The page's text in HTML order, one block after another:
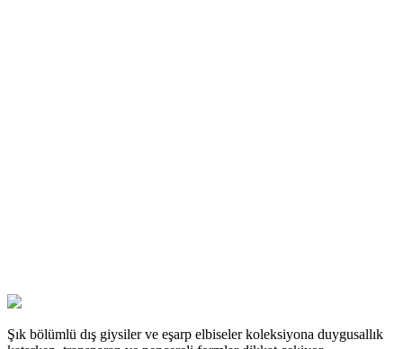
Şık bölümlü dış giysiler ve eşarp elbiseler koleksiyona duygusallık